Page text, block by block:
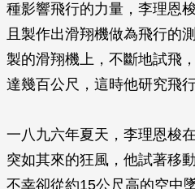
種影響飛行的力量，李理恩
且製作出滑翔機做為飛行的
製的滑翔機上，不斷地試飛
達幾百公尺，這時他研究飛
一八九六年夏天，李理恩梭
突如其來的狂風，他試著移
不幸卻從約15公尺高的空中